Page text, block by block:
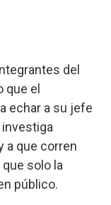
del
que el
echar a su jefe
a que corren
solo la
público.